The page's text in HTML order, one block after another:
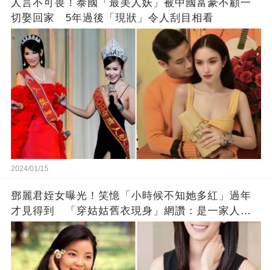
人言不可畏！泰國「最美人妖」被中國富豪不顧一
切娶回家 5年過後「現狀」令人刮目相看
2024/01/15
鄧麗君姪女曝光！笑憶「小時候不知她多紅」過年
才見得到 「穿姑姑舊衣現身」網讚：是一家人沒
錯!